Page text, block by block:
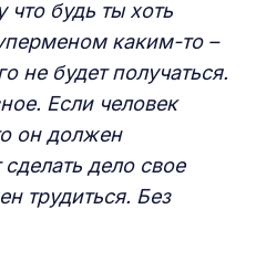
будь ты хоть
каким-то –
не будет получаться.
Если человек
он должен
сделать дело свое
трудиться. Без